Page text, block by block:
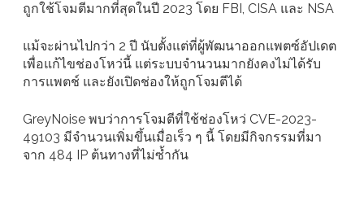
ถูกใช้โจมตีมากที่สุดในปี 2023 โดย FBI, CISA และ NSA
แม้จะผ่านไปกว่า 2 ปี นับตั้งแต่ที่ผู้พัฒนาออกแพตซ์อัปเดต
เพื่อแก้ไขช่องโหว่นี้ แต่ระบบจำนวนมากยังคงไม่ได้รับ
การแพตช์ และยังเปิดช่องให้ถูกโจมตีได้
GreyNoise พบว่าการโจมตีที่ใช้ช่องโหว่ CVE-2023-
49103 มีจำนวนเพิ่มขึ้นเมื่อเร็ว ๆ นี้ โดยมีกิจกรรมที่มา
จาก 484 IP ต้นทางที่ไม่ซ้ำกัน